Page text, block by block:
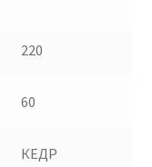
220
60
КЕДР